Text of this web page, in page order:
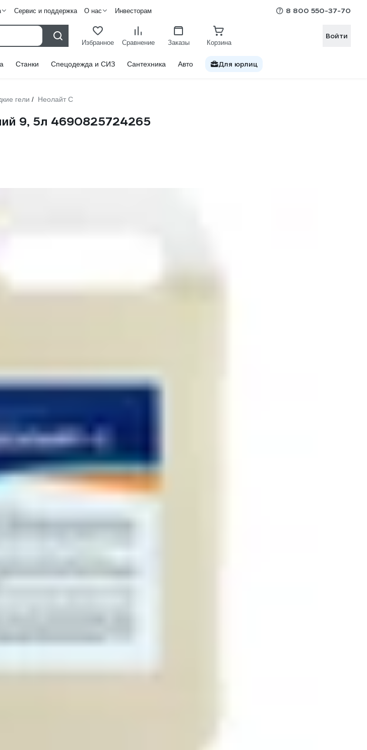
Сервис и поддержка О нас Инвесторам 8 800 550-37-70
Избранное Сравнение Заказы Корзина
Войти
Станки Спецодежда и СИЗ Сантехника Авто Для юрлиц
гели / Неолайт С
9, 5л 4690825724265